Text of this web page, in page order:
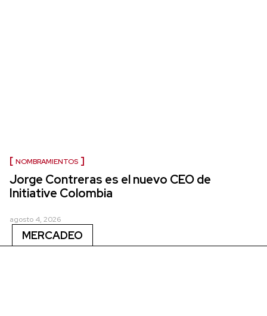
NOMBRAMIENTOS
Jorge Contreras es el nuevo CEO de
Initiative Colombia
agosto 4, 2026
MERCADEO